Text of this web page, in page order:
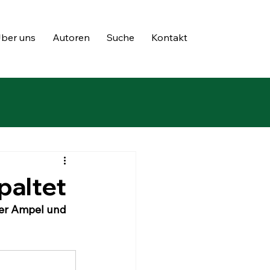
uns Autoren Suche Kontakt
Ampel und